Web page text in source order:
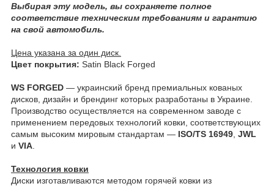
Выбирая эту модель, вы сохраняете полное
соответствие техническим требованиям и гарантию
на свой автомобиль.
Цена указана за один диск.
Цвет покрытия: Satin Black Forged
WS FORGED — украинский бренд премиальных кованых
дисков, дизайн и брендинг которых разработаны в Украине.
Производство осуществляется на современном заводе с
применением передовых технологий ковки, соответствующих
самым высоким мировым стандартам — ISO/TS 16949 JWL
и VIA
Технология ковки
Диски изготавливаются методом горячей ковки из